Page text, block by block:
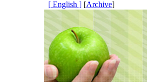
[
Archive
]
[ English ]